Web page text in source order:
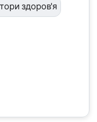
здоров'я